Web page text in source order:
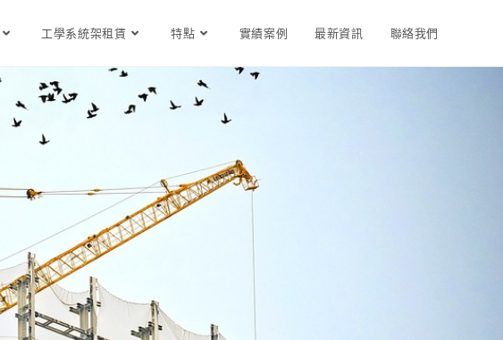
工學系統架租賃 特點 實績案例 最新資訊 聯絡我們